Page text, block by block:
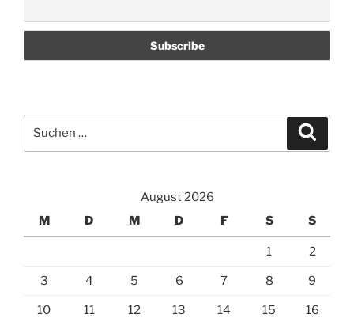
nach:
August 2026
M
D M D F S S
1 2
3 4 5 6 7 8 9
10 11 12 13 14 15 16